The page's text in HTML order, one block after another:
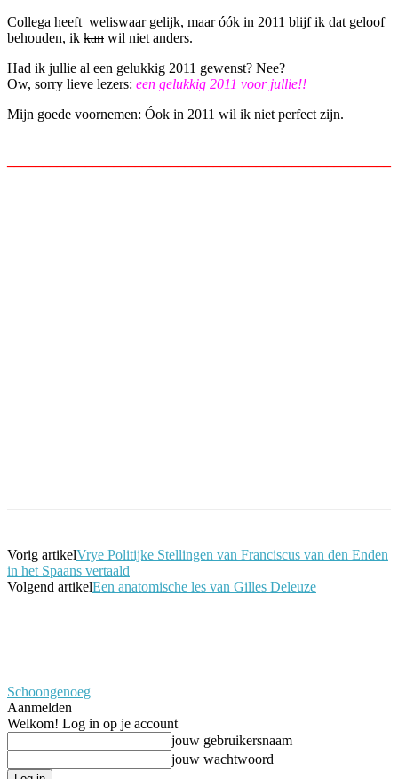
Collega heeft weliswaar gelijk, maar óók in 2011 blijf ik dat geloof
behouden, ik kan wil niet anders.
Had ik jullie al een gelukkig 2011 gewenst? Nee?
Ow, sorry lieve lezers: een gelukkig 2011 voor jullie!!
Mijn goede voornemen: Óok in 2011 wil ik niet perfect zijn.
Vorig artikelVrye Politijke Stellingen van Franciscus van den Enden
in het Spaans vertaald
Volgend artikelEen anatomische les van Gilles Deleuze
Schoongenoeg
Aanmelden
Welkom! Log in op je account
jouw gebruikersnaam
jouw wachtwoord